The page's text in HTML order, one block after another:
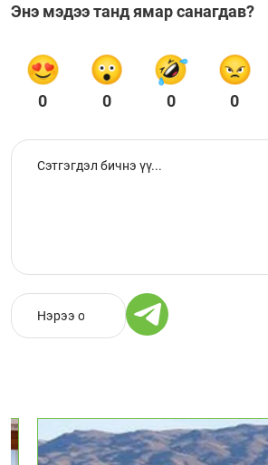
Энэ мэдээ танд ямар санагдав?
0 0 0 0